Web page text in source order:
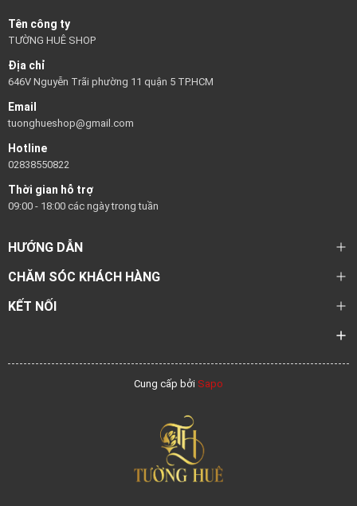
Tên công ty
TƯỜNG HUÊ SHOP
Địa chỉ
646V Nguyễn Trãi phường 11 quận 5 TP.HCM
Email
tuonghueshop@gmail.com
Hotline
02838550822
Thời gian hỗ trợ
09:00 - 18:00 các ngày trong tuần
HƯỚNG DẪN
CHĂM SÓC KHÁCH HÀNG
KẾT NỐI
Cung cấp bởi Sapo